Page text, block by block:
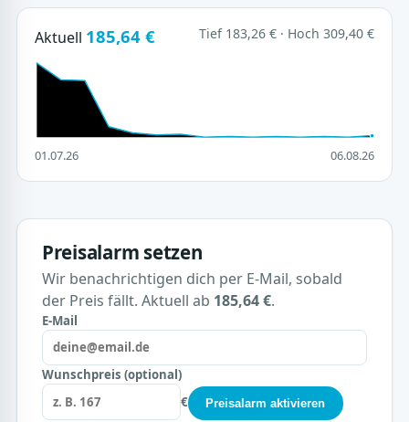
Aktuell 185,64 € Tief 183,26 € · Hoch 309,40 €
01.07.26 06.08.26
Preisalarm setzen
Wir benachrichtigen dich per E-Mail, sobald
der Preis fällt. Aktuell ab 185,64 €.
E-Mail
Wunschpreis (optional)
€
Preisalarm aktivieren